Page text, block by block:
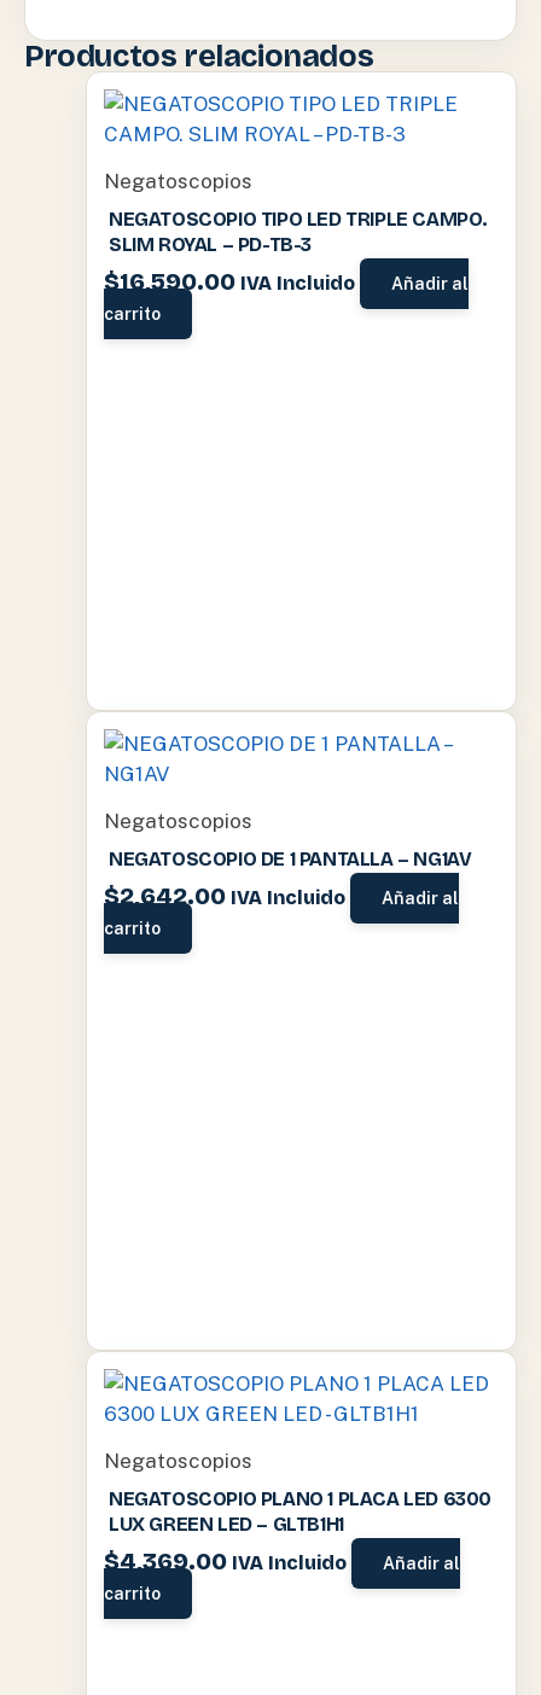
Productos relacionados
Negatoscopios
NEGATOSCOPIO TIPO LED TRIPLE CAMPO.
SLIM ROYAL – PD-TB-3
$16,590.00 IVA Incluido
Añadir al
carrito
Negatoscopios
NEGATOSCOPIO DE 1 PANTALLA – NG1AV
$2,642.00 IVA Incluido
Añadir al
carrito
Negatoscopios
NEGATOSCOPIO PLANO 1 PLACA LED 6300
LUX GREEN LED – GLTB1H1
$4,369.00 IVA Incluido
Añadir al
carrito